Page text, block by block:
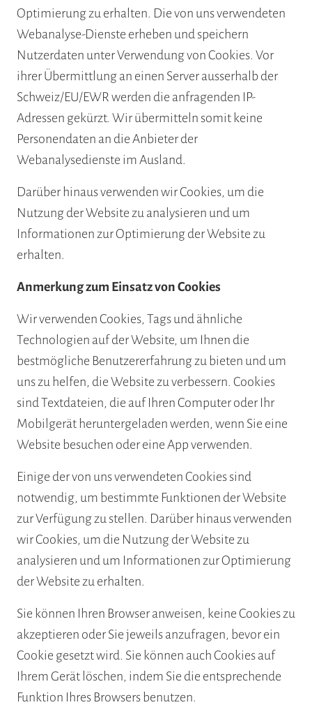
Optimierung zu erhalten. Die von uns verwendeten
Webanalyse-Dienste erheben und speichern
Nutzerdaten unter Verwendung von Cookies. Vor
ihrer Übermittlung an einen Server ausserhalb der
Schweiz/EU/EWR werden die anfragenden IP-
Adressen gekürzt. Wir übermitteln somit keine
Personendaten an die Anbieter der
Webanalysedienste im Ausland.
Darüber hinaus verwenden wir Cookies, um die
Nutzung der Website zu analysieren und um
Informationen zur Optimierung der Website zu
erhalten.
Anmerkung zum Einsatz von Cookies
Wir verwenden Cookies, Tags und ähnliche
Technologien auf der Website, um Ihnen die
bestmögliche Benutzererfahrung zu bieten und um
uns zu helfen, die Website zu verbessern. Cookies
sind Textdateien, die auf Ihren Computer oder Ihr
Mobilgerät heruntergeladen werden, wenn Sie eine
Website besuchen oder eine App verwenden.
Einige der von uns verwendeten Cookies sind
notwendig, um bestimmte Funktionen der Website
zur Verfügung zu stellen. Darüber hinaus verwenden
wir Cookies, um die Nutzung der Website zu
analysieren und um Informationen zur Optimierung
der Website zu erhalten.
Sie können Ihren Browser anweisen, keine Cookies zu
akzeptieren oder Sie jeweils anzufragen, bevor ein
Cookie gesetzt wird. Sie können auch Cookies auf
Ihrem Gerät löschen, indem Sie die entsprechende
Funktion Ihres Browsers benutzen.